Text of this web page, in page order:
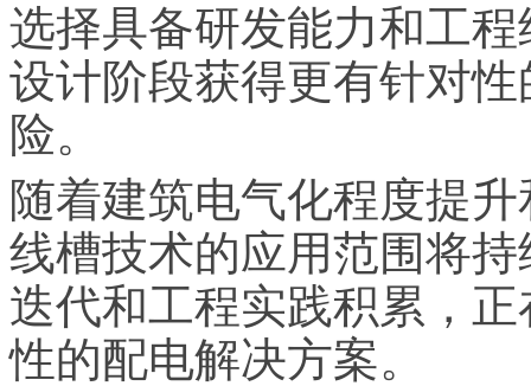
选择具备研发能力和工
设计阶段获得更有针对
险。
随着建筑电气化程度提
线槽技术的应用范围将
迭代和工程实践积累，
性的配电解决方案。